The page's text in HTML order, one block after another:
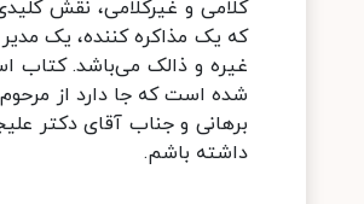
کلامی و غیرکلامی، نقش
که یک مذاکره کننده، یک
غیره و ذالک می‌باشد. کتاب
شده است که جا دارد از
برهانی و جناب آقای دکتر
داشته باشم.